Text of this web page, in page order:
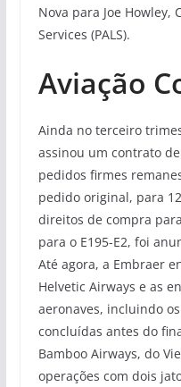
Nova para Joe
Services (PALS).
Aviação
Ainda no terceiro
assinou um contrato
pedidos firmes
pedido original, para
direitos de compra
para o E195-E2, foi
Até agora, a Embraer
Helvetic Airways e as
aeronaves, incluindo
concluídas antes do
Bamboo Airways, do
operações com dois